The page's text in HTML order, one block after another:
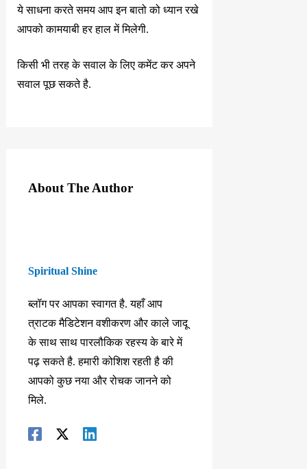
ये साधना करते समय आप इन बातो को ध्यान रखे
आपको कामयाबी हर हाल में मिलेगी.
किसी भी तरह के सवाल के लिए कमेंट कर अपने
सवाल पूछ सकते है.
About The Author
Spiritual Shine
ब्लॉग पर आपका स्वागत है. यहाँ आप
त्राटक मैडिटेशन वशीकरण और काले जादू
के साथ साथ पारलौकिक रहस्य के बारे में
पढ़ सकते है. हमारी कोशिश रहती है की
आपको कुछ नया और रोचक जानने को
मिले.